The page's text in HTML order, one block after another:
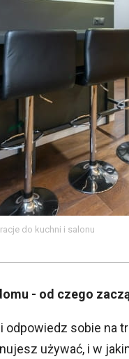
do kuchni i salonu
- od czego
odpowiedz sobie na
używać, i w